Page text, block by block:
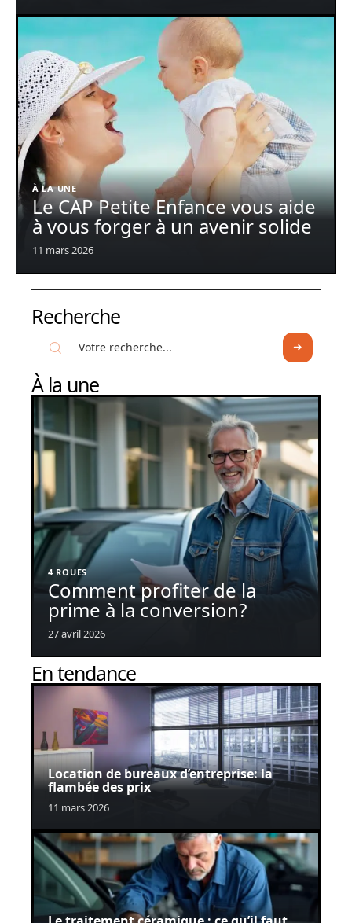
À LA UNE
Le CAP Petite Enfance vous aide
à vous forger à un avenir solide
11 mars 2026
Recherche
À la une
4 ROUES
Comment profiter de la
prime à la conversion?
27 avril 2026
En tendance
Location de bureaux d’entreprise: la
flambée des prix
11 mars 2026